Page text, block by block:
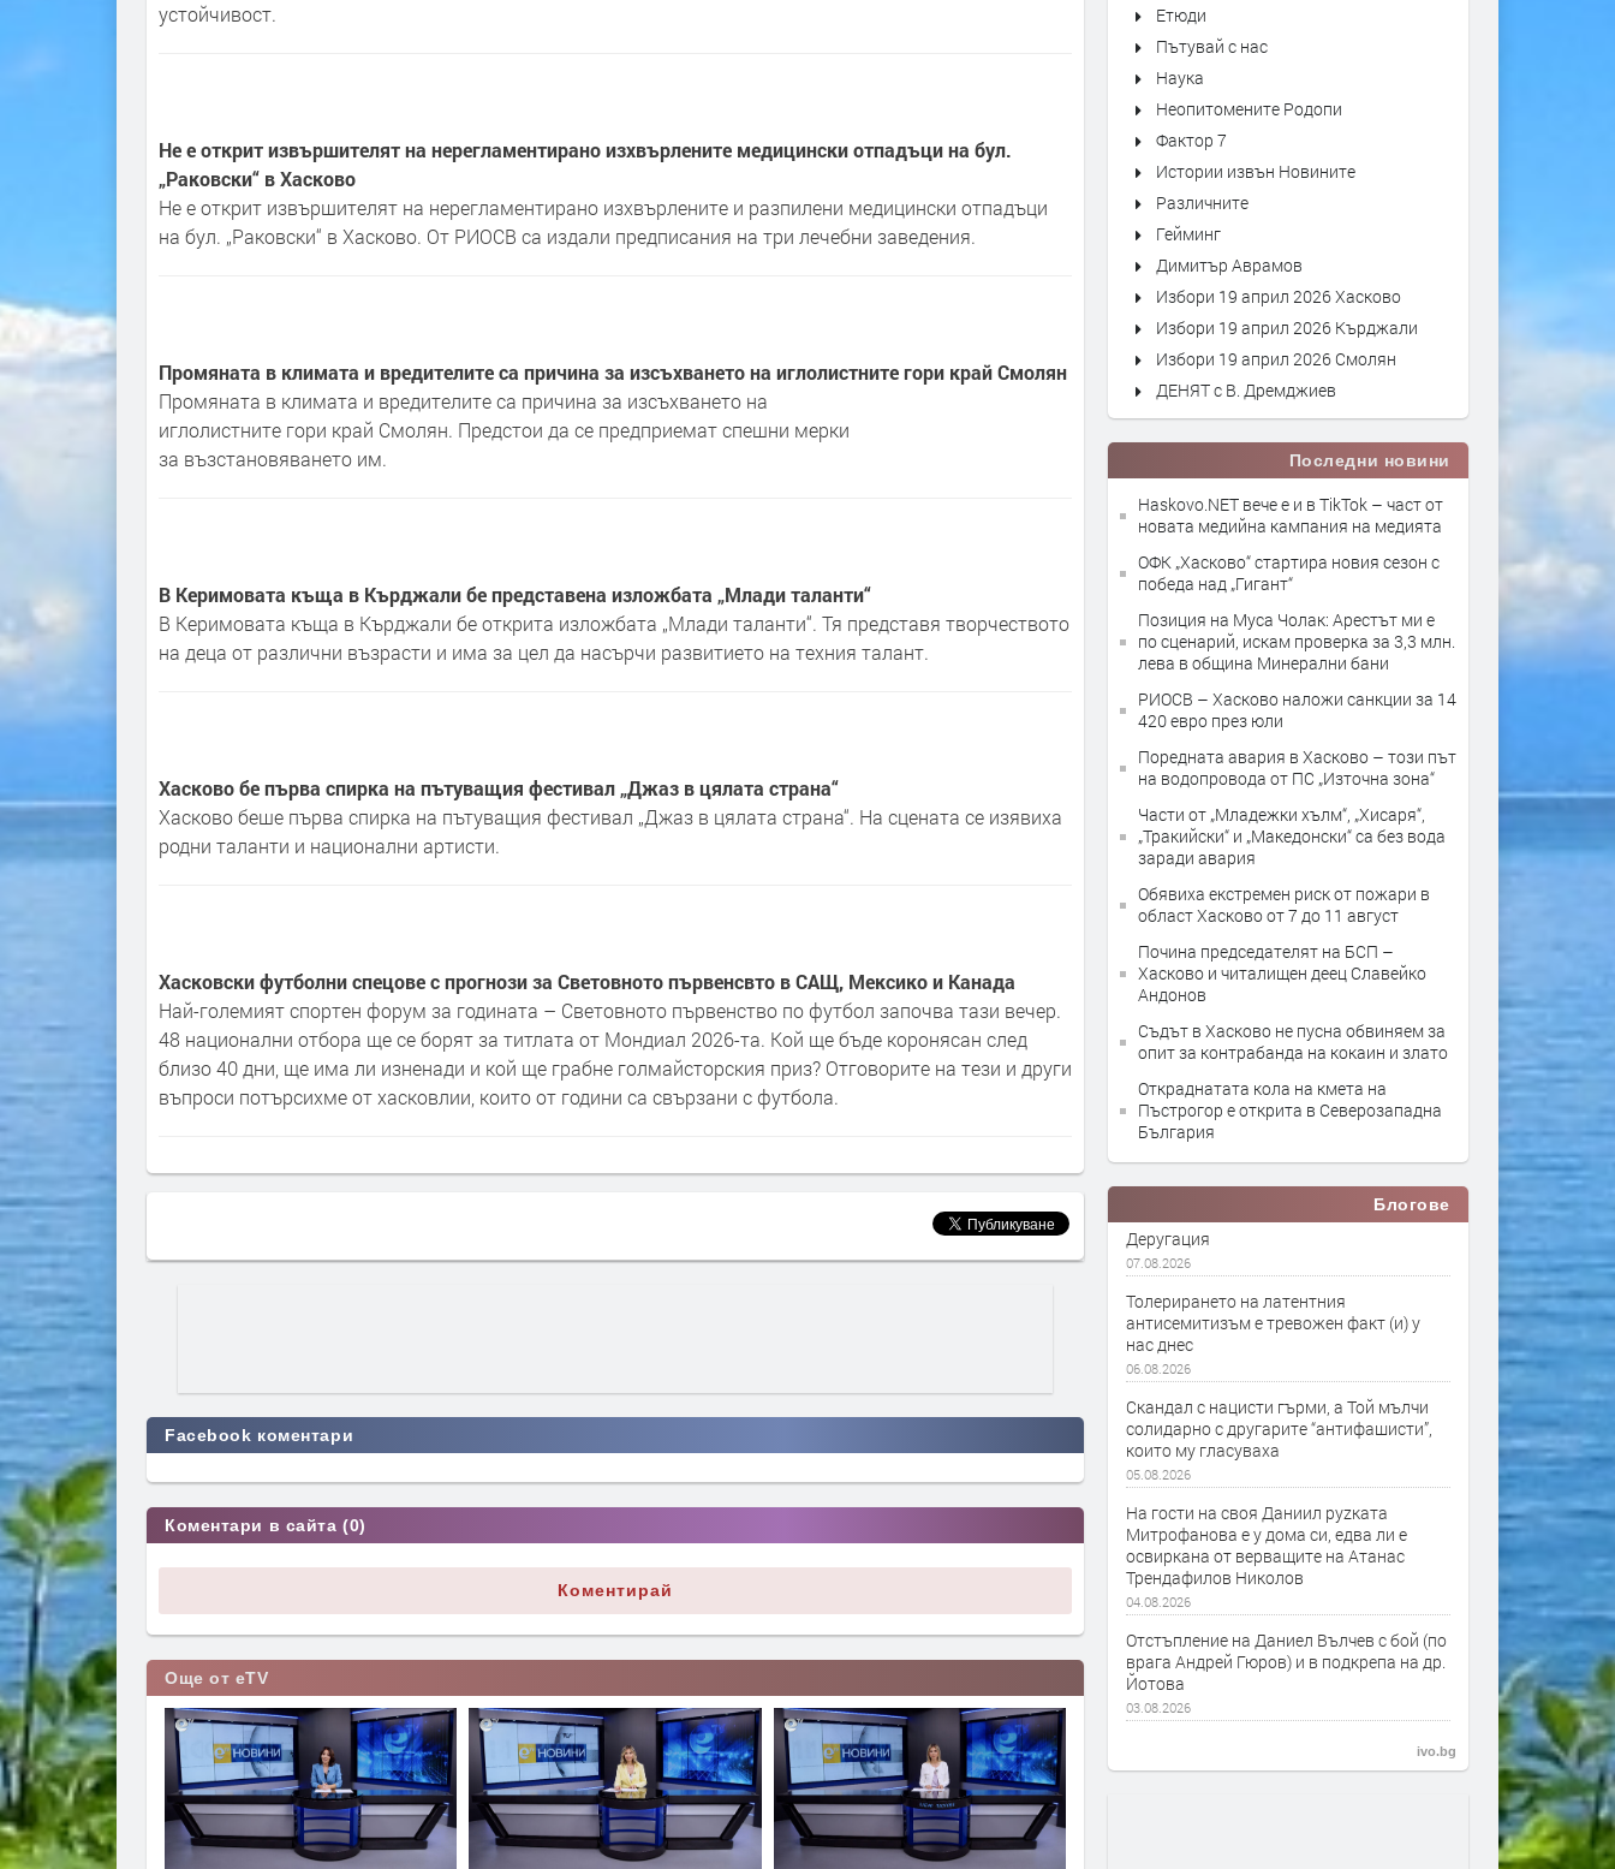
устойчивост.
Не е открит извършителят на нерегламентирано изхвърлените медицински отпадъци на бул.
„Раковски“ в Хасково
Не е открит извършителят на нерегламентирано изхвърлените и разпилени медицински отпадъци
на бул. „Раковски“ в Хасково. От РИОСВ са издали предписания на три лечебни заведения.
Промяната в климата и вредителите са причина за изсъхването на иглолистните гори край Смолян
Промяната в климата и вредителите са причина за изсъхването на
иглолистните гори край Смолян. Предстои да се предприемат спешни мерки
за възстановяването им.
В Керимовата къща в Кърджали бе представена изложбата „Млади таланти“
В Керимовата къща в Кърджали бе открита изложбата „Млади таланти“. Тя представя творчеството
на деца от различни възрасти и има за цел да насърчи развитието на техния талант.
Хасково бе първа спирка на пътуващия фестивал „Джаз в цялата страна“
Хасково беше първа спирка на пътуващия фестивал „Джаз в цялата страна“. На сцената се изявиха
родни таланти и национални артисти.
Хасковски футболни спецове с прогнози за Световното първенсвто в САЩ, Мексико и Канада
Най-големият спортен форум за годината – Световното първенство по футбол започва тази вечер.
48 национални отбора ще се борят за титлата от Мондиал 2026-та. Кой ще бъде коронясан след
близо 40 дни, ще има ли изненади и кой ще грабне голмайсторския приз? Отговорите на тези и други
въпроси потърсихме от хасковлии, които от години са свързани с футбола.
Facebook коментари
Коментари в сайта (0)
Коментирай
Още от eTV
Етюди
Пътувай с нас
Наука
Неопитомените Родопи
Фактор 7
Истории извън Новините
Различните
Гейминг
Димитър Аврамов
Избори 19 април 2026 Хасково
Избори 19 април 2026 Кърджали
Избори 19 април 2026 Смолян
ДЕНЯТ с В. Дремджиев
Последни новини
Haskovo.NET вече е и в TikTok – част от
новата медийна кампания на медията
ОФК „Хасково“ стартира новия сезон с
победа над „Гигант“
Позиция на Муса Чолак: Арестът ми е
по сценарий, искам проверка за 3,3 млн.
лева в община Минерални бани
РИОСВ – Хасково наложи санкции за 14
420 евро през юли
Поредната авария в Хасково – този път
на водопровода от ПС „Източна зона“
Части от „Младежки хълм“, „Хисаря“,
„Тракийски“ и „Македонски“ са без вода
заради авария
Обявиха екстремен риск от пожари в
област Хасково от 7 до 11 август
Почина председателят на БСП –
Хасково и читалищен деец Славейко
Андонов
Съдът в Хасково не пусна обвиняем за
опит за контрабанда на кокаин и злато
Откраднатата кола на кмета на
Пъстрогор е открита в Северозападна
България
Блогове
Деругация
07.08.2026
Толерирането на латентния
антисемитизъм е тревожен факт (и) у
нас днес
06.08.2026
Скандал с нацисти гърми, а Той мълчи
солидарно с другарите “антифашисти”,
които му гласуваха
05.08.2026
На гости на своя Даниил руzката
Митрофанова е у дома си, едва ли е
освиркана от верващите на Атанас
Трендафилов Николов
04.08.2026
Отстъпление на Даниел Вълчев с бой (по
врага Андрей Гюров) и в подкрепа на др.
Йотова
03.08.2026
ivo.bg